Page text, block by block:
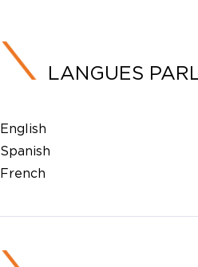
LANGUES
English
Spanish
French